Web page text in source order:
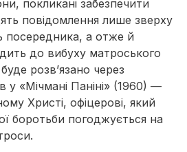
покликані забезпечити
повідомлення лише зверху
посередника, а отже й
до вибуху матроського
розв’язано через
у «Мічмані Паніні» (1960) —
Христі, офіцерові, який
боротьби погоджується на